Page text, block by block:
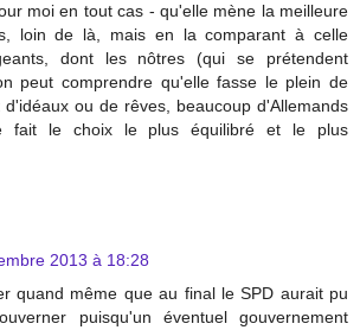
moi en tout cas - qu'elle mène la meilleure
loin de là, mais en la comparant à celle
dont les nôtres (qui se prétendent
peut comprendre qu'elle fasse le plein de
d'idéaux ou de rêves, beaucoup d'Allemands
fait le choix le plus équilibré et le plus
2013 à 18:28
quand même que au final le SPD aurait pu
puisqu'un éventuel gouvernement